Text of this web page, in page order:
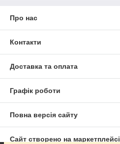
Про нас
Контакти
Доставка та оплата
Графік роботи
Повна версія сайту
Сайт створено на маркетплейсі